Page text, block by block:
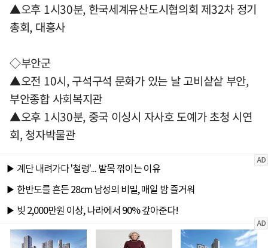
▲오후 1시30분, 한국세계유산도시협의회 제32차 정기
총회, 대흥사
◇부안군
▲오전 10시, 구석구석 문화가 있는 날 고비샅샅 부안,
부안종합 사회복지관
▲오후 1시30분, 중국 이싱시 자사호 도예가 초청 시연
회, 청자박물관